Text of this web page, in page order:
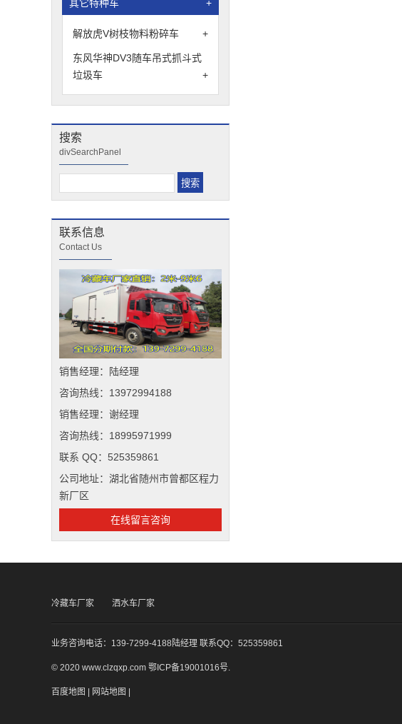
其它特种车 +
解放虎V树枝物料粉碎车 +
东风华神DV3随车吊式抓斗式
垃圾车
+
搜索
divSearchPanel
联系信息
Contact Us
销售经理：陆经理
咨询热线：13972994188
销售经理：谢经理
咨询热线：18995971999
联系 QQ：525359861
公司地址：湖北省随州市曾都区程力
新厂区
在线留言咨询
冷藏车厂家 洒水车厂家
业务咨询电话：139-7299-4188陆经理 联系QQ：525359861
© 2020 www.clzqxp.com 鄂ICP备19001016号
百度地图 | 网站地图 |